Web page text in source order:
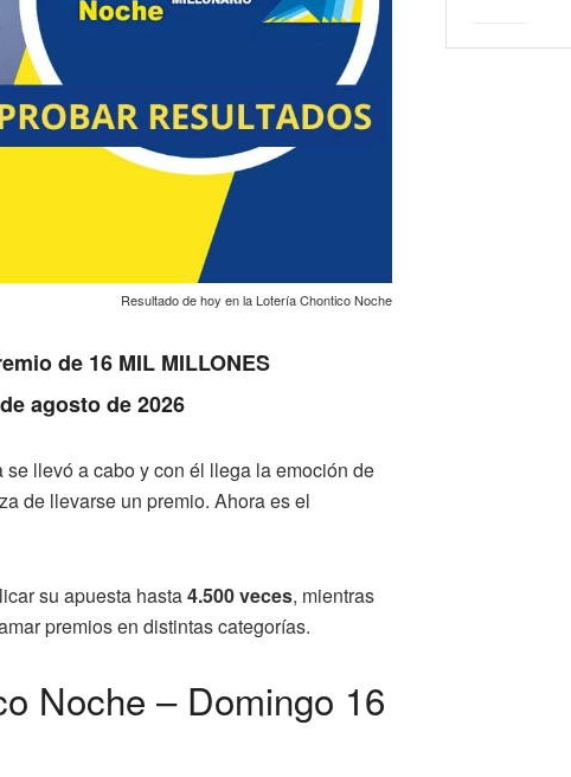
Resultado de hoy en la Lotería Chontico Noche
de 16 MIL MILLONES
agosto de 2026
llevó a cabo y con él llega la emoción de
de llevarse un premio. Ahora es el
su apuesta hasta4.500 veces, mientras
premios en distintas categorías.
Noche – Domingo 16